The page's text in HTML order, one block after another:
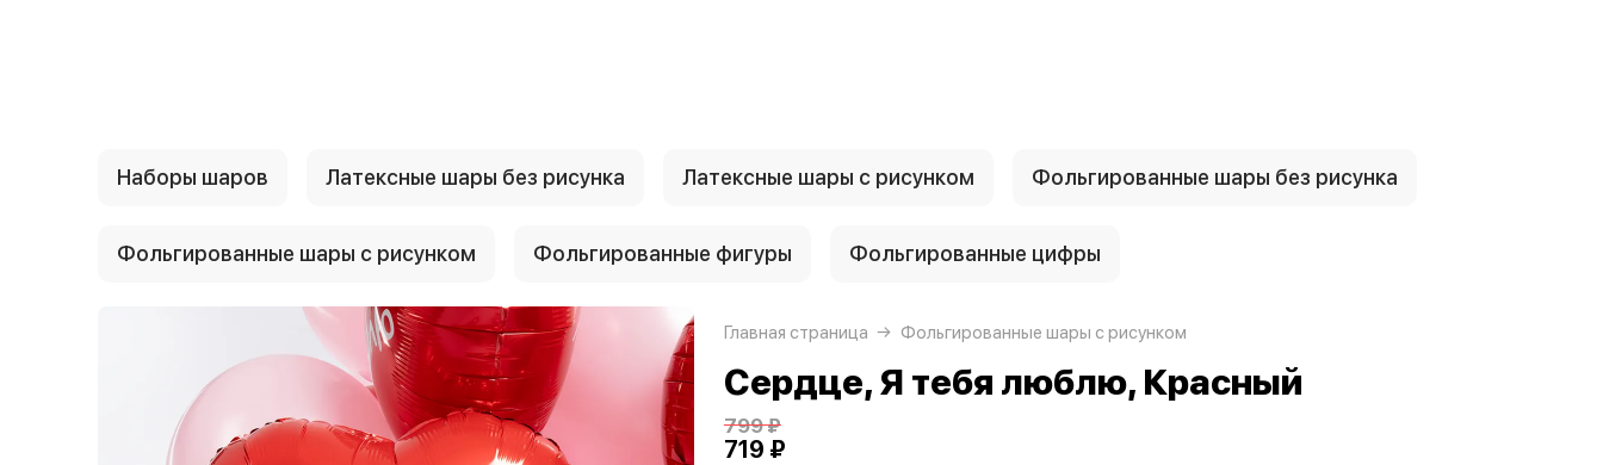
Наборы шаров Латексные шары без рисунка Латексные шары с рисунком Фольгированные шары без рисунка
Фольгированные шары с рисунком Фольгированные фигуры Фольгированные цифры
Главная страница Фольгированные шары с рисунком
Сердце, Я тебя люблю, Красный
799 ₽
719 ₽